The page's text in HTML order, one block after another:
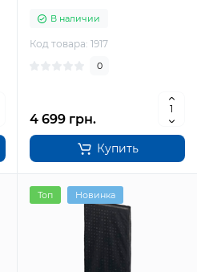
В наличии
Код товара: 1917
0
4 699 грн.
Купить
Топ Новинка